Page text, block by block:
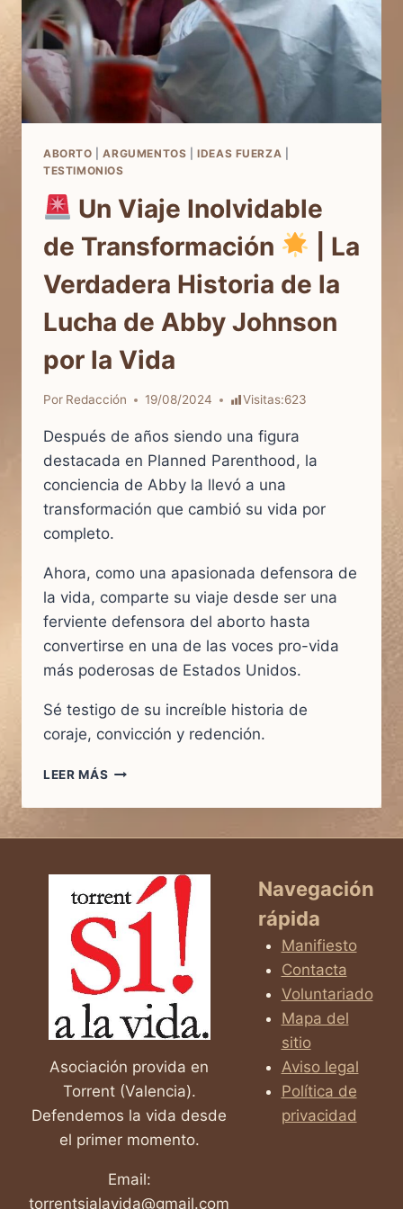
ABORTO |ARGUMENTOS |IDEAS FUERZA
TESTIMONIOS
Un Viaje Inolvidable
de Transformación
| La
Verdadera Historia de la
Lucha de Abby Johnson
por la Vida
Por Redacción 19/08/2024 Visitas:623
Después de años siendo una figura
destacada en Planned Parenthood, la
conciencia de Abby la llevó a una
transformación que cambió su vida por
completo.
Ahora, como una apasionada defensora de
la vida, comparte su viaje desde ser una
ferviente defensora del aborto hasta
convertirse en una de las voces pro-vida
más poderosas de Estados Unidos.
Sé testigo de su increíble historia de
coraje, convicción y redención.
LEER MÁS
VIAJE
|
LA
VERDADERA
HISTORIA
DE
LA
LUCHA
DE
JOHNSON
POR
LA
Asociación provida en
Torrent (Valencia).
Defendemos la vida desde
el primer momento.
Email:
torrentsialavida@gmail.com
Navegación
rápida
Manifiesto
Contacta
Voluntariado
Mapa del
sitio
Aviso legal
Política de
privacidad